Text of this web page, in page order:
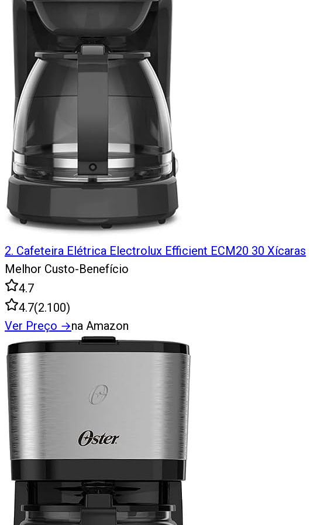
2. Cafeteira Elétrica Electrolux Efficient ECM20 30 Xícaras
Melhor Custo-Benefício
4.7
4.7(2.100)
Ver Preço →na Amazon